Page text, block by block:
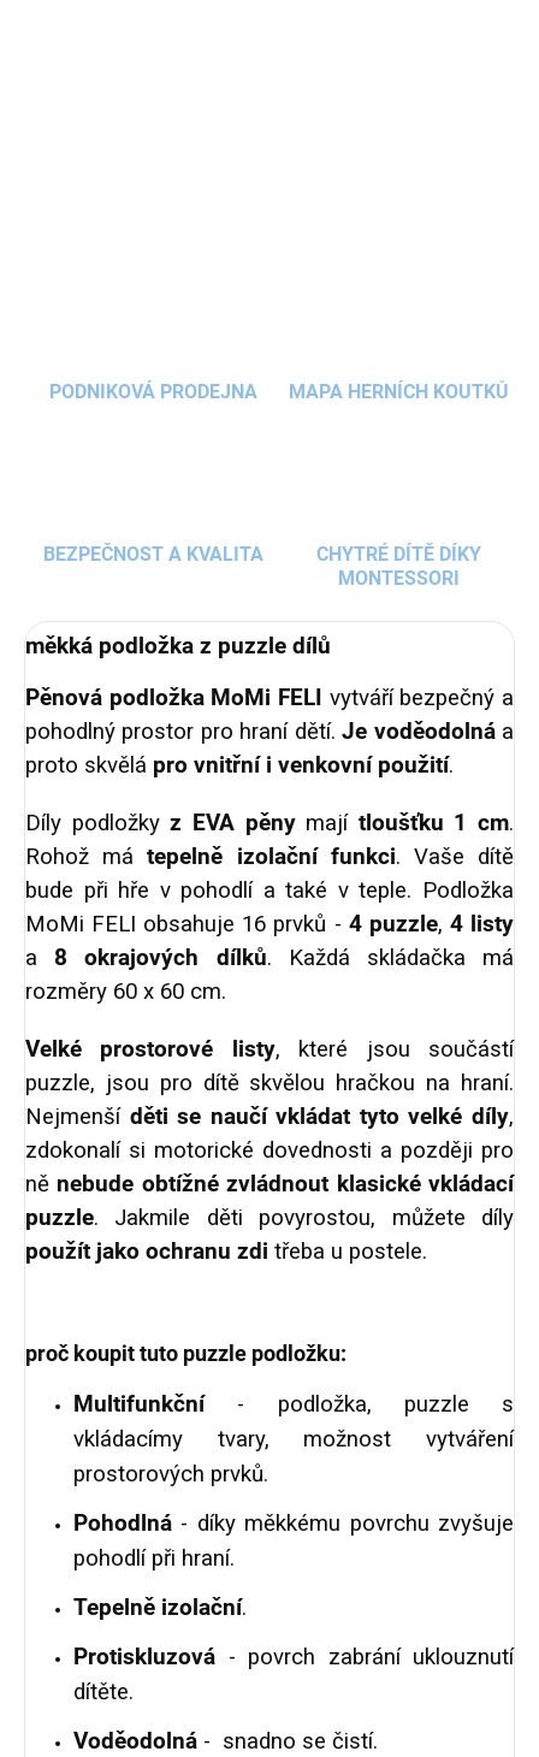
PODNIKOVÁ PRODEJNA MAPA HERNÍCH KOUTKŮ
BEZPEČNOST A KVALITA
CHYTRÉ DÍTĚ DÍKY
MONTESSORI
měkká podložka z puzzle dílů
Pěnová podložka MoMi FELI vytváří bezpečný a
pohodlný prostor pro hraní dětí.Je voděodolnáa
proto skvělá pro vnitřní i venkovní použití.
Díly podložkyz EVA pěnymají tloušťku 1 cm.
Rohož mátepelně izolační funkci. Vaše dítě
bude při hře v pohodlí a také v teple. Podložka
MoMi FELI obsahuje 16 prvků - 4 puzzle, 4 listy
a 8 okrajových dílků. Každá skládačka má
rozměry 60 x 60 cm.
Velké prostorové listy, které jsou součástí
puzzle, jsou pro dítě skvělou hračkou na hraní.
Nejmenší děti se naučí vkládat tyto velké díly,
zdokonalí si motorické dovednosti a později pro
ně nebude obtížné zvládnout klasické vkládací
puzzle. Jakmile děti povyrostou, můžete díly
použít jako ochranu zdi třeba u postele.
proč koupit tuto puzzle podložku:
Multifunkční- podložka, puzzle s
vkládacímy tvary, možnost vytváření
prostorových prvků.
Pohodlná - díky měkkému povrchu zvyšuje
pohodlí při hraní.
Tepelně izolační.
Protiskluzová - povrch zabrání uklouznutí
dítěte.
Voděodolná - snadno se čistí.